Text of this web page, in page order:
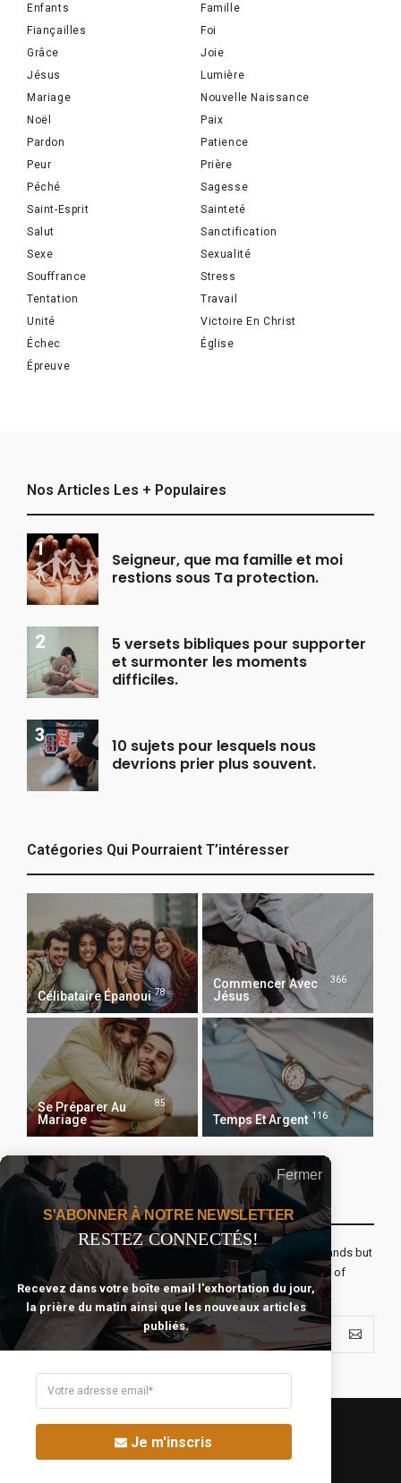
Enfants
Famille
Fiançailles
Foi
Grâce
Joie
Jésus
Lumière
Mariage
Nouvelle Naissance
Noël
Paix
Pardon
Patience
Peur
Prière
Péché
Sagesse
Saint-Esprit
Sainteté
Salut
Sanctification
Sexe
Sexualité
Souffrance
Stress
Tentation
Travail
Unité
Victoire En Christ
Échec
Église
Épreuve
Nos Articles Les + Populaires
Seigneur, que ma famille et moi
restions sous Ta protection.
5 versets bibliques pour supporter
et surmonter les moments
difficiles.
10 sujets pour lesquels nous
devrions prier plus souvent.
Catégories Qui Pourraient T’intéresser
Célibataire Épanoui 78
Commencer Avec
Jésus
366
Se Préparer Au
Mariage
85
Temps Et Argent 116
Recevoir Notre Newsletter Chaque Matin
The real voyage of discovery consists not in seeking new lands but
seeing with new eyes. All journeys have secret destinations of
which the traveler is unaware.
Fermer
S'ABONNER À NOTRE NEWSLETTER
RESTEZ CONNECTÉS!
Recevez dans votre boîte email l'exhortation du jour,
la prière du matin ainsi que les nouveaux articles
publiés.
Je m'inscris